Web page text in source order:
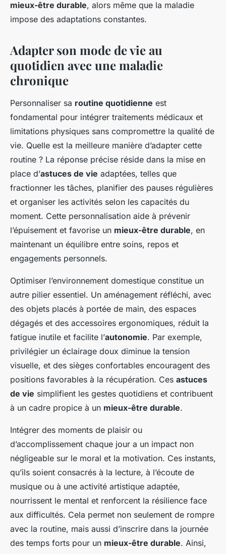
mieux-être durable, alors même que la maladie
impose des adaptations constantes.
Adapter son mode de vie au
quotidien avec une maladie
chronique
Personnaliser sa routine quotidienne est
fondamental pour intégrer traitements médicaux et
limitations physiques sans compromettre la qualité de
vie. Quelle est la meilleure manière d’adapter cette
routine ? La réponse précise réside dans la mise en
place d’astuces de vie adaptées, telles que
fractionner les tâches, planifier des pauses régulières
et organiser les activités selon les capacités du
moment. Cette personnalisation aide à prévenir
l’épuisement et favorise un mieux-être durable, en
maintenant un équilibre entre soins, repos et
engagements personnels.
Optimiser l’environnement domestique constitue un
autre pilier essentiel. Un aménagement réfléchi, avec
des objets placés à portée de main, des espaces
dégagés et des accessoires ergonomiques, réduit la
fatigue inutile et facilite l’autonomie. Par exemple,
privilégier un éclairage doux diminue la tension
visuelle, et des sièges confortables encouragent des
positions favorables à la récupération. Ces astuces
de vie simplifient les gestes quotidiens et contribuent
à un cadre propice à un mieux-être durable.
Intégrer des moments de plaisir ou
d’accomplissement chaque jour a un impact non
négligeable sur le moral et la motivation. Ces instants,
qu’ils soient consacrés à la lecture, à l’écoute de
musique ou à une activité artistique adaptée,
nourrissent le mental et renforcent la résilience face
aux difficultés. Cela permet non seulement de rompre
avec la routine, mais aussi d’inscrire dans la journée
des temps forts pour un mieux-être durable. Ainsi,